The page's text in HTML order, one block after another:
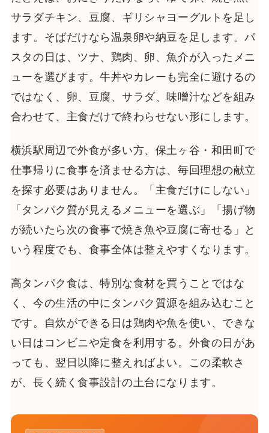
サラダチキン、豆腐、ギリシャヨーグルトを足し
ます。そばだけなら温泉卵や納豆を足します。パ
スタの日は、ツナ、鶏肉、卵、魚介が入ったメニ
ューを選びます。牛丼やカレーも完全に避けるの
ではなく、卵、豆腐、サラダ、味噌汁などを組み
合わせて、主食だけで終わらせない形にします。
横浜駅周辺で外食が多い方、保土ヶ谷・和田町で
仕事帰りに食事を済ませる方は、毎回理想の献立
を探す必要はありません。「主食だけにしない」
「タンパク質が見えるメニューを選ぶ」「揚げ物
が続いたら次の食事で焼き魚や豆腐に寄せる」と
いう程度でも、食事全体は整えやすくなります。
高タンパク食は、特別な食材を買うことではな
く、今の生活の中にタンパク質源を組み込むこと
です。自炊ができる日は鶏肉や魚を使い、できな
い日はコンビニや定食を利用する。外食の日があ
っても、翌日以降に整えればよい。この柔軟さ
が、長く続く食事設計の土台になります。